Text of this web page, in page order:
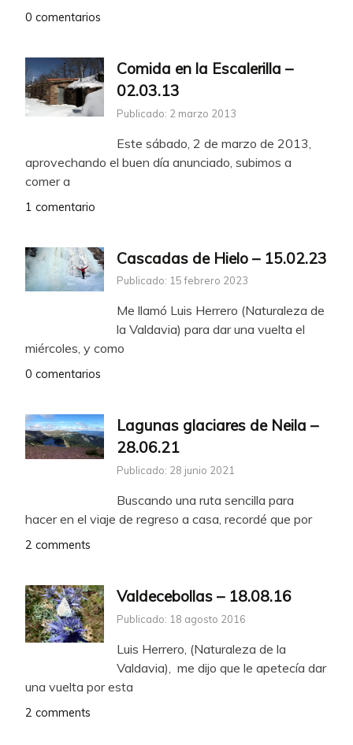
0 comentarios
Comida en la Escalerilla –
02.03.13
Publicado: 2 marzo 2013
Este sábado, 2 de marzo de 2013,
aprovechando el buen día anunciado, subimos a
comer a
1 comentario
Cascadas de Hielo – 15.02.23
Publicado: 15 febrero 2023
Me llamó Luis Herrero (Naturaleza de
la Valdavia) para dar una vuelta el
miércoles, y como
0 comentarios
Lagunas glaciares de Neila –
28.06.21
Publicado: 28 junio 2021
Buscando una ruta sencilla para
hacer en el viaje de regreso a casa, recordé que por
2 comments
Valdecebollas – 18.08.16
Publicado: 18 agosto 2016
Luis Herrero, (Naturaleza de la
Valdavia), me dijo que le apetecía dar
una vuelta por esta
2 comments